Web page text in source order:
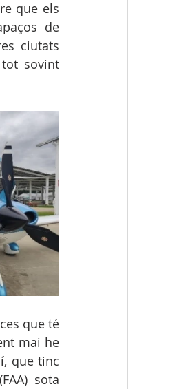
que els
de
ciutats
sovint
que té
mai he
que tinc
sota